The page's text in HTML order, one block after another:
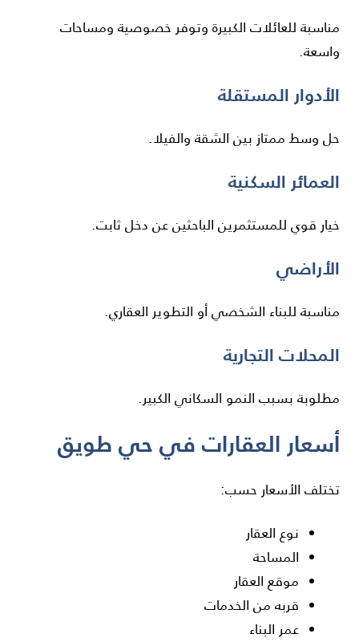
مناسبة للعائلات الكبيرة وتوفر خصوصية ومساحات
واسعة.
الأدوار المستقلة
حل وسط ممتاز بين الشقة والفيلا.
العمائر السكنية
خيار قوي للمستثمرين الباحثين عن دخل ثابت.
الأراضي
مناسبة للبناء الشخصي أو التطوير العقاري.
المحلات التجارية
مطلوبة بسبب النمو السكاني الكبير.
أسعار العقارات في حي طويق
تختلف الأسعار حسب:
نوع العقار
المساحة
موقع العقار
قربه من الخدمات
عمر البناء